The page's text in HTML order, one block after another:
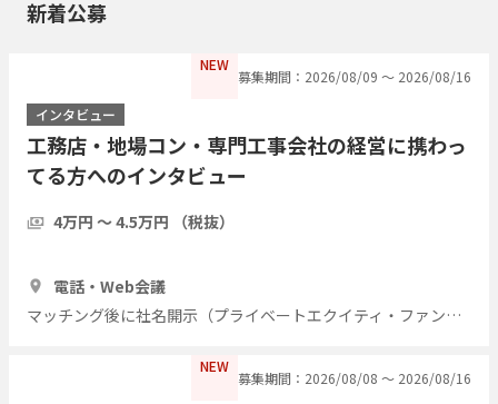
新着公募
NEW
募集期間：2026/08/09 〜 2026/08/16
インタビュー
工務店・地場コン・専門工事会社の経営に携わっ
てる方へのインタビュー
4万円 〜 4.5万円 （税抜）
電話・Web会議
マッチング後に社名開示（プライベートエクイティ・ファンド）
NEW
募集期間：2026/08/08 〜 2026/08/16